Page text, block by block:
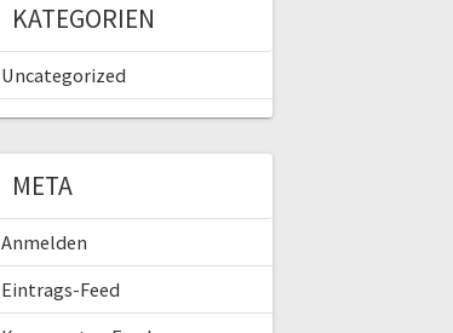
KATEGORIEN
Uncategorized
META
Anmelden
Eintrags-Feed